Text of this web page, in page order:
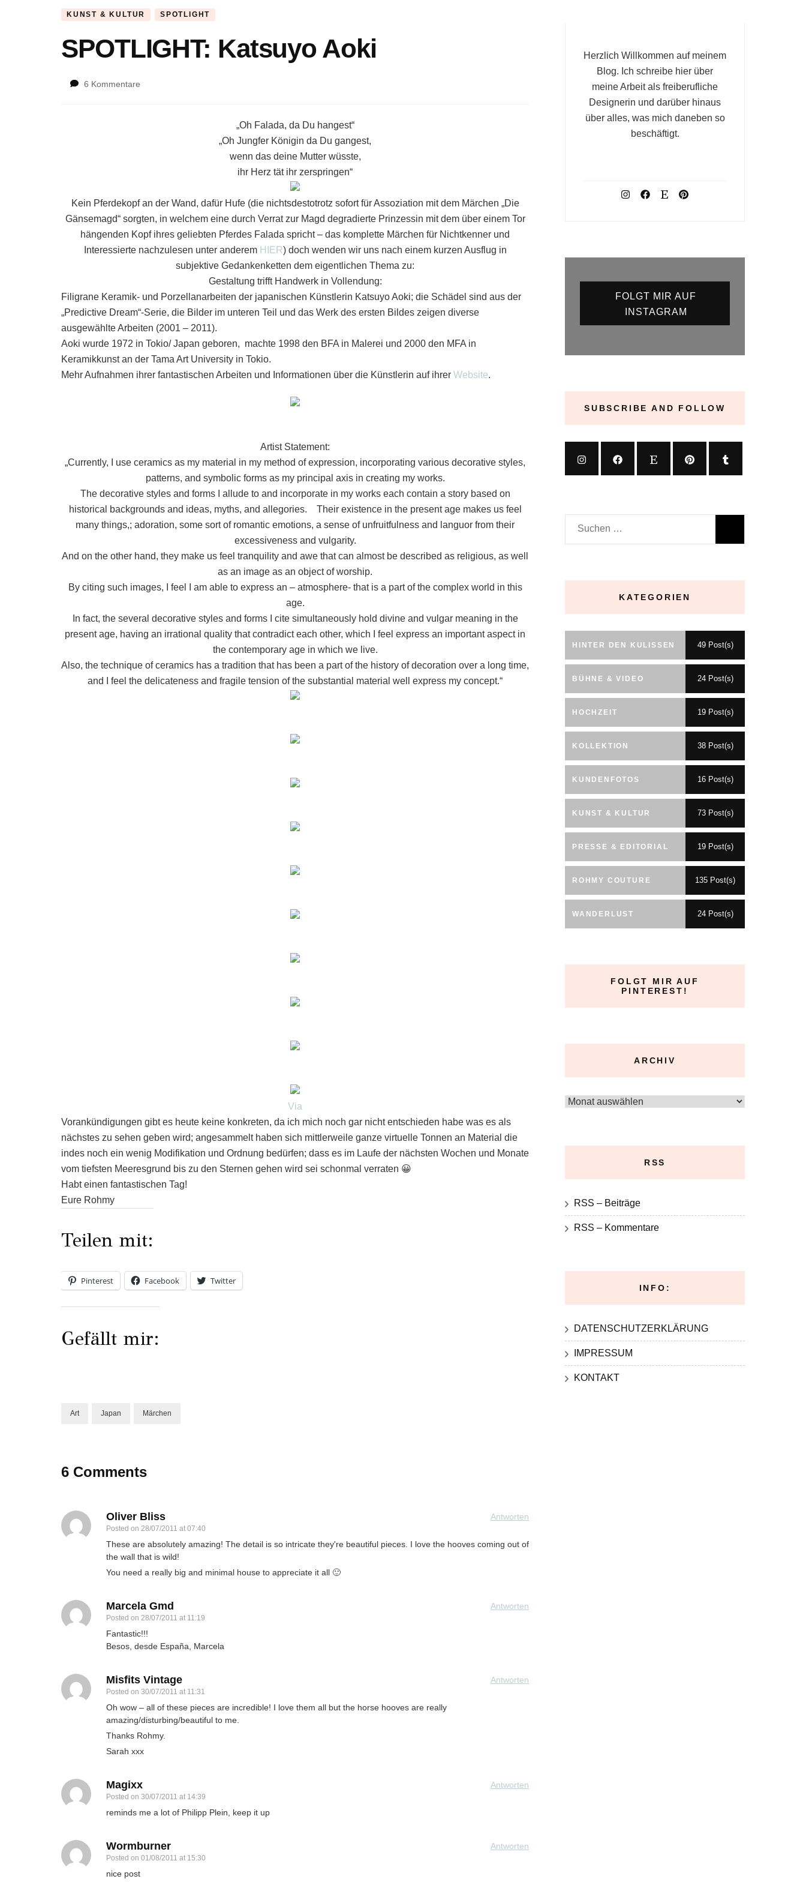
KUNST & KULTUR SPOTLIGHT
SPOTLIGHT: Katsuyo Aoki
6 Kommentare
„Oh Falada, da Du hangest“
„Oh Jungfer Königin da Du gangest,
wenn das deine Mutter wüsste,
ihr Herz tät ihr zerspringen“
Kein Pferdekopf an der Wand, dafür Hufe (die nichtsdestotrotz sofort für Assoziation mit dem Märchen „Die
Gänsemagd“ sorgten, in welchem eine durch Verrat zur Magd degradierte Prinzessin mit dem über einem Tor
hängenden Kopf ihres geliebten Pferdes Falada spricht – das komplette Märchen für Nichtkenner und
Interessierte nachzulesen unter anderem HIER) doch wenden wir uns nach einem kurzen Ausflug in
subjektive Gedankenketten dem eigentlichen Thema zu:
Gestaltung trifft Handwerk in Vollendung:
Filigrane Keramik- und Porzellanarbeiten der japanischen Künstlerin Katsuyo Aoki; die Schädel sind aus der
„Predictive Dream“-Serie, die Bilder im unteren Teil und das Werk des ersten Bildes zeigen diverse
ausgewählte Arbeiten (2001 – 2011).
Aoki wurde 1972 in Tokio/ Japan geboren, machte 1998 den BFA in Malerei und 2000 den MFA in
Keramikkunst an der Tama Art University in Tokio.
Mehr Aufnahmen ihrer fantastischen Arbeiten und Informationen über die Künstlerin auf ihrer Website.
Artist Statement:
„Currently, I use ceramics as my material in my method of expression, incorporating various decorative styles,
patterns, and symbolic forms as my principal axis in creating my works.
The decorative styles and forms I allude to and incorporate in my works each contain a story based on
historical backgrounds and ideas, myths, and allegories. Their existence in the present age makes us feel
many things,; adoration, some sort of romantic emotions, a sense of unfruitfulness and languor from their
excessiveness and vulgarity.
And on the other hand, they make us feel tranquility and awe that can almost be described as religious, as well
as an image as an object of worship.
By citing such images, I feel I am able to express an – atmosphere- that is a part of the complex world in this
age.
In fact, the several decorative styles and forms I cite simultaneously hold divine and vulgar meaning in the
present age, having an irrational quality that contradict each other, which I feel express an important aspect in
the contemporary age in which we live.
Also, the technique of ceramics has a tradition that has been a part of the history of decoration over a long time,
and I feel the delicateness and fragile tension of the substantial material well express my concept.“
Via
Vorankündigungen gibt es heute keine konkreten, da ich mich noch gar nicht entschieden habe was es als
nächstes zu sehen geben wird; angesammelt haben sich mittlerweile ganze virtuelle Tonnen an Material die
indes noch ein wenig Modifikation und Ordnung bedürfen; dass es im Laufe der nächsten Wochen und Monate
vom tiefsten Meeresgrund bis zu den Sternen gehen wird sei schonmal verraten 😀
Habt einen fantastischen Tag!
Eure Rohmy
Teilen mit:
Pinterest Facebook Twitter
Gefällt mir:
Art Japan Märchen
6 Comments
Oliver Bliss
Posted on 28/07/2011 at 07:40
Antworten
These are absolutely amazing! The detail is so intricate they're beautiful pieces. I love the hooves coming out of
the wall that is wild!
You need a really big and minimal house to appreciate it all 🙂
Marcela Gmd
Posted on 28/07/2011 at 11:19
Antworten
Fantastic!!!
Besos, desde España, Marcela
Misfits Vintage
Posted on 30/07/2011 at 11:31
Antworten
Oh wow – all of these pieces are incredible! I love them all but the horse hooves are really
amazing/disturbing/beautiful to me.
Thanks Rohmy.
Sarah xxx
Magixx
Posted on 30/07/2011 at 14:39
Antworten
reminds me a lot of Philipp Plein, keep it up
Wormburner
Posted on 01/08/2011 at 15:30
Antworten
nice post
Herzlich Willkommen auf meinem
Blog. Ich schreibe hier über
meine Arbeit als freiberufliche
Designerin und darüber hinaus
über alles, was mich daneben so
beschäftigt.
FOLGT MIR AUF
INSTAGRAM
SUBSCRIBE AND FOLLOW
Suchen
nach:
KATEGORIEN
HINTER DEN KULISSEN 49 Post(s)
BÜHNE & VIDEO 24 Post(s)
HOCHZEIT 19 Post(s)
KOLLEKTION 38 Post(s)
KUNDENFOTOS 16 Post(s)
KUNST & KULTUR 73 Post(s)
PRESSE & EDITORIAL 19 Post(s)
ROHMY COUTURE 135 Post(s)
WANDERLUST 24 Post(s)
FOLGT MIR AUF
PINTEREST!
ARCHIV
Archiv
RSS
RSS – Beiträge
RSS – Kommentare
INFO:
DATENSCHUTZERKLÄRUNG
IMPRESSUM
KONTAKT